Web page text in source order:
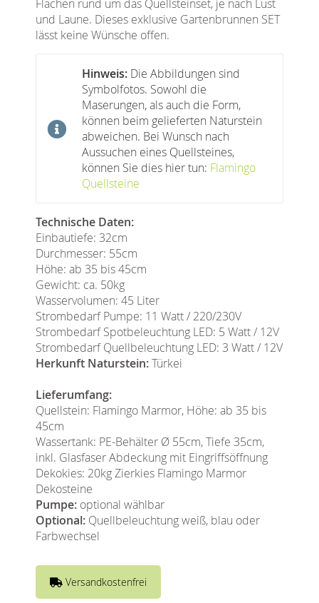
Flächen rund um das Quellsteinset, je nach Lust
und Laune. Dieses exklusive Gartenbrunnen SET
lässt keine Wünsche offen.
Hinweis: Die Abbildungen sind
Symbolfotos. Sowohl die
Maserungen, als auch die Form,
können beim gelieferten Naturstein
abweichen. Bei Wunsch nach
Aussuchen eines Quellsteines,
können Sie dies hier tun: Flamingo
Quellsteine
Technische Daten:
Einbautiefe: 32cm
Durchmesser: 55cm
Höhe: ab 35 bis 45cm
Gewicht: ca. 50kg
Wasservolumen: 45 Liter
Strombedarf Pumpe: 11 Watt / 220/230V
Strombedarf Spotbeleuchtung LED: 5 Watt / 12V
Strombedarf Quellbeleuchtung LED: 3 Watt / 12V
Herkunft Naturstein:Türkei
Lieferumfang:
Quellstein: Flamingo Marmor, Höhe: ab 35 bis
45cm
Wassertank: PE-Behälter Ø 55cm, Tiefe 35cm,
inkl. Glasfaser Abdeckung mit Eingriffsöffnung
Dekokies: 20kg Zierkies Flamingo Marmor
Dekosteine
Pumpe: optional wählbar
Optional: Quellbeleuchtung weiß, blau oder
Farbwechsel
Versandkostenfrei